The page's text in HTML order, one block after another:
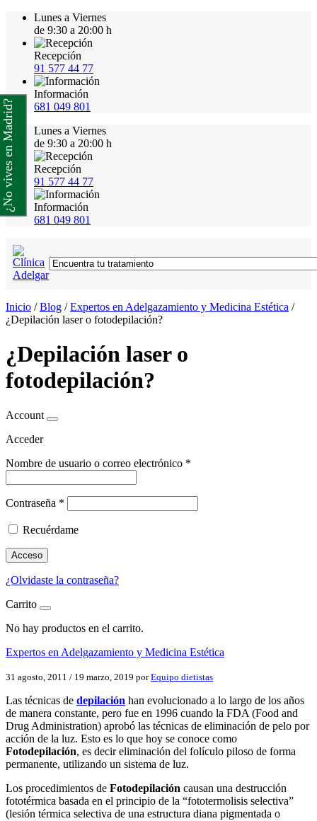
Lunes a Viernes
de 9:30 a 20:00 h
Recepción
91 577 44 77
Información
681 049 801
Lunes a Viernes
de 9:30 a 20:00 h
Recepción
91 577 44 77
Información
681 049 801
Inicio /Blog /Expertos en Adelgazamiento y Medicina Estética /
¿Depilación laser o fotodepilación?
¿Depilación laser o
fotodepilación?
Account
Acceder
Nombre de usuario o correo electrónico *
Contraseña *
Recuérdame
Acceso
¿Olvidaste la contraseña?
Carrito
No hay productos en el carrito.
Expertos en Adelgazamiento y Medicina Estética
31 agosto, 2011 / 19 marzo, 2019 porEquipo dietistas
Las técnicas de depilación han evolucionado a lo largo de los años
de manera constante, pero fue en 1996 cuando la FDA (Food and
Drug Administration) aprobó las técnicas de eliminación de pelo por
acción de la luz. Esto es lo que hoy se conoce como
Fotodepilación, es decir eliminación del folículo piloso de forma
permanente, utilizando un sistema de luz.
Los procedimientos de Fotodepilación causan una destrucción
fototérmica basada en el principio de la “fototermolisis selectiva”
(lesión térmica selectiva de una estructura diana pigmentada o
¿No vives en Madrid?